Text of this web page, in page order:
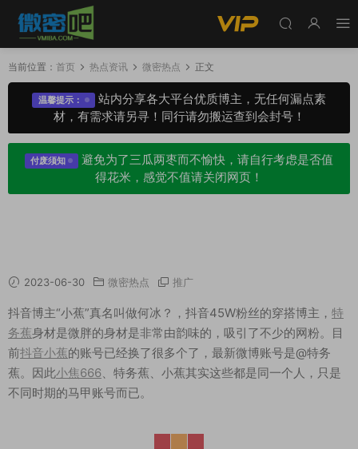
当前位置： 首页 热点资讯 微密热点 正文
温馨提示：
站内分享各大平台优质博主，无任何漏点素
材，有需求请另寻！同行请勿搬运查到会封号！
付废须知
避免为了三瓜两枣而不愉快，请自行考虑是否值
得花米，感觉不值请关闭网页！
2023-06-30 微密热点 推广
抖音博主“小蕉”真名叫做何冰？，抖音45W粉丝的穿搭博主， 特
务蕉身材是微胖的身材是非常由韵味的，吸引了不少的网粉。目
前抖音小蕉的账号已经换了很多个了，最新微博账号是@特务
蕉。因此小焦666、特务蕉、小蕉其实这些都是同一个人，只是
不同时期的马甲账号而已。